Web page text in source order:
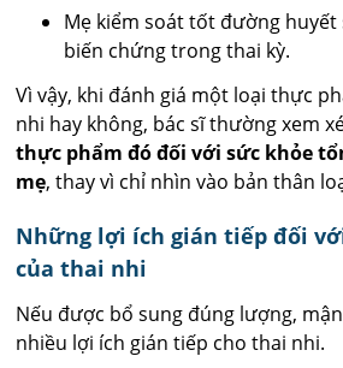
Mẹ kiểm soát tốt đường huyết
biến chứng trong thai kỳ.
Vì vậy, khi đánh giá một loại thực
nhi hay không, bác sĩ thường xem
thực phẩm đó đối với sức khỏe
mẹ, thay vì chỉ nhìn vào bản thân
Những lợi ích gián tiếp đối
của thai nhi
Nếu được bổ sung đúng lượng,
nhiều lợi ích gián tiếp cho thai nhi.